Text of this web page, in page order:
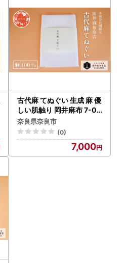
古代麻 てぬぐい 生成 麻 優
しい肌触り 岡井麻布 7-00
6
奈良県奈良市
(0)
7,000